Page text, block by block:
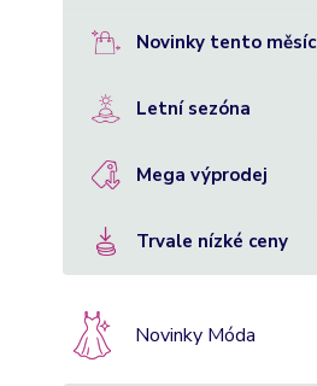
Novinky tento měsíc
Letní sezóna
Mega výprodej
Trvale nízké ceny
Novinky Móda